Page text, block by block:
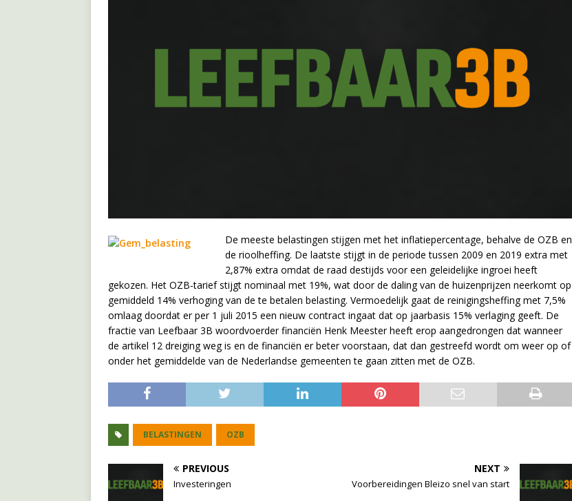
De meeste belastingen stijgen met het inflatiepercentage, behalve de OZB en
de rioolheffing. De laatste stijgt in de periode tussen 2009 en 2019 extra met
2,87% extra omdat de raad destijds voor een geleidelijke ingroei heeft
gekozen. Het OZB-tarief stijgt nominaal met 19%, wat door de daling van de huizenprijzen neerkomt op
gemiddeld 14% verhoging van de te betalen belasting. Vermoedelijk gaat de reinigingsheffing met 7,5%
omlaag doordat er per 1 juli 2015 een nieuw contract ingaat dat op jaarbasis 15% verlaging geeft. De
fractie van Leefbaar 3B woordvoerder financiën Henk Meester heeft erop aangedrongen dat wanneer
de artikel 12 dreiging weg is en de financiën er beter voorstaan, dat dan gestreefd wordt om weer op of
onder het gemiddelde van de Nederlandse gemeenten te gaan zitten met de OZB.
BELASTINGEN OZB
PREVIOUS
Investeringen
NEXT
Voorbereidingen Bleizo snel van start